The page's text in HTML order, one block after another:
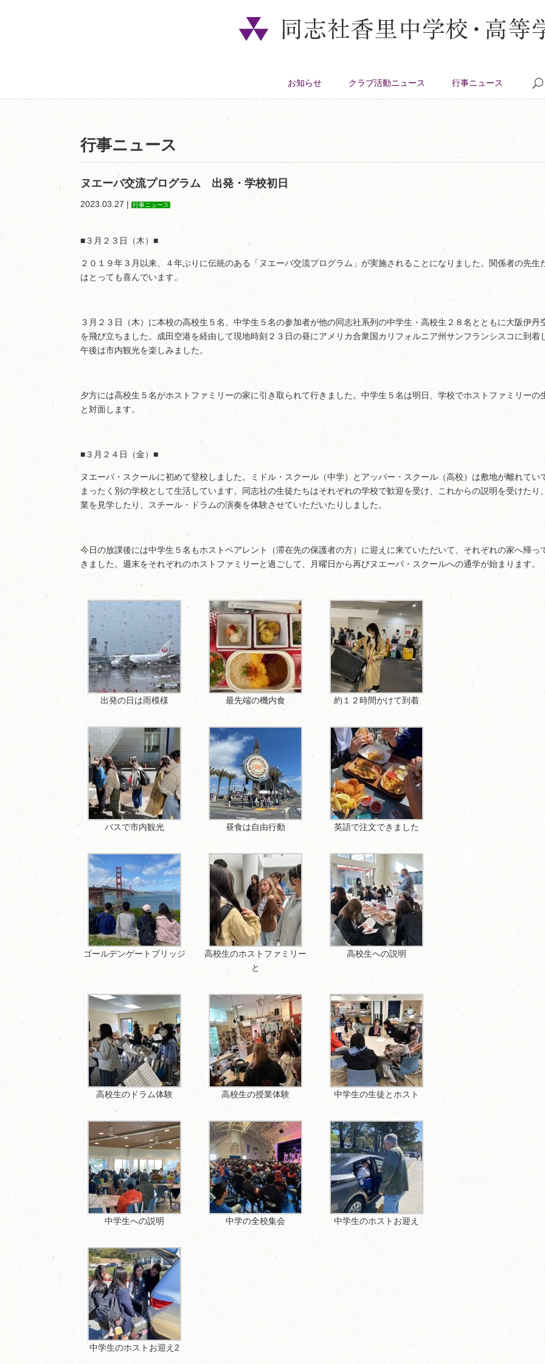
お知らせ クラブ活動ニュース 行事ニュース
行事ニュース
ヌエーバ交流プログラム 出発・学校初日
2023.03.27 | 行事ニュース
■３月２３日（木）■
２０１９年３月以来、４年ぶりに伝統のある「ヌエーバ交流プログラム」が実施されることになりました。関係者の先生
はとっても喜んでいます。
３月２３日（木）に本校の高校生５名、中学生５名の参加者が他の同志社系列の中学生・高校生２８名とともに大阪伊丹
を飛び立ちました。成田空港を経由して現地時刻２３日の昼にアメリカ合衆国カリフォルニア州サンフランシスコに到着
午後は市内観光を楽しみました。
夕方には高校生５名がホストファミリーの家に引き取られて行きました。中学生５名は明日、学校でホストファミリーの
と対面します。
■３月２４日（金）■
ヌエーバ・スクールに初めて登校しました。ミドル・スクール（中学）とアッパー・スクール（高校）は敷地が離れてい
まったく別の学校として生活しています。同志社の生徒たちはそれぞれの学校で歓迎を受け、これからの説明を受けたり
業を見学したり、スチール・ドラムの演奏を体験させていただいたりしました。
今日の放課後には中学生５名もホストペアレント（滞在先の保護者の方）に迎えに来ていただいて、それぞれの家へ帰っ
きました。週末をそれぞれのホストファミリーと過ごして、月曜日から再びヌエーバ・スクールへの通学が始まります。
出発の日は雨模様 最先端の機内食 約１２時間かけて到着
バスで市内観光 昼食は自由行動 英語で注文できました
ゴールデンゲートブリッジ
高校生のホストファミリー
と
高校生への説明
高校生のドラム体験 高校生の授業体験 中学生の生徒とホスト
中学生への説明 中学の全校集会 中学生のホストお迎え
中学生のホストお迎え2